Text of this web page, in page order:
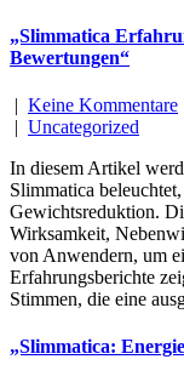
„Slimmatica
Bewertungen“
| Keine Kommentare
| Uncategorized
In diesem Artikel
Slimmatica
Gewichtsreduktion.
Wirksamkeit,
von Anwendern, um
Erfahrungsberichte
Stimmen, die eine
„Slimmatica: